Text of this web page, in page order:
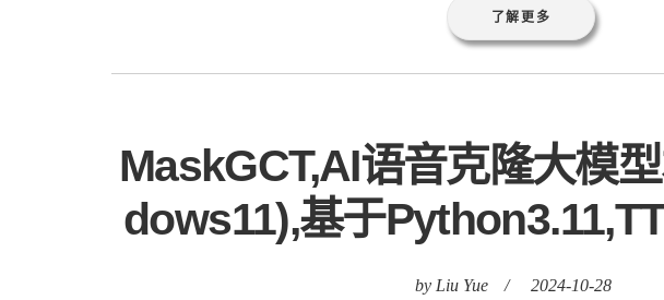
了解更多
MaskGCT,AI语音克隆大模
dows11),基于
by Liu Yue / 2024-10-28